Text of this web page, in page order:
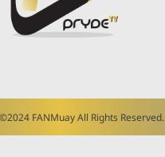
FANMuay All Rights Reserved.